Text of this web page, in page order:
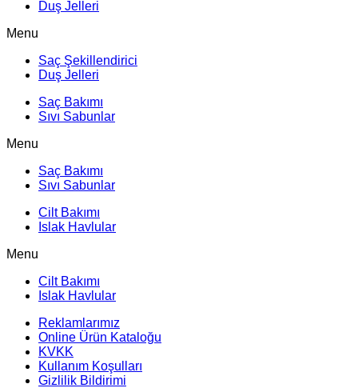
Duş Jelleri
Menu
Saç Şekillendirici
Duş Jelleri
Saç Bakımı
Sıvı Sabunlar
Menu
Saç Bakımı
Sıvı Sabunlar
Cilt Bakımı
Islak Havlular
Menu
Cilt Bakımı
Islak Havlular
Reklamlarımız
Online Ürün Kataloğu
KVKK
Kullanım Koşulları
Gizlilik Bildirimi